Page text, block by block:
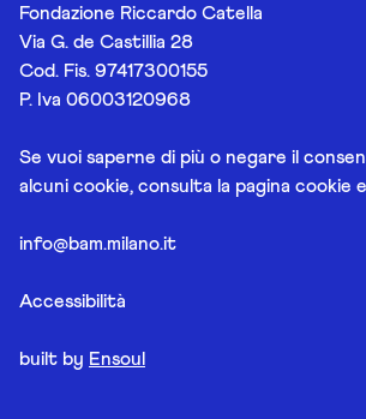
Fondazione Riccardo Catella
Via G. de Castillia 28
Cod. Fis. 97417300155
P. Iva 06003120968
Se vuoi saperne di più o negare il
alcuni cookie, consulta la pagina cookie
info@bam.milano.it
Accessibilità
built by Ensoul